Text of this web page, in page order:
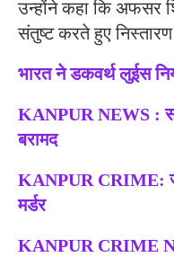
उन्होंने कहा कि अफसर
संतुष्ट करते हुए
भारत ने डकवर्थ लुईस
KANPUR NEWS :
बरामद
KANPUR CRIME:
मर्डर
KANPUR CRIME